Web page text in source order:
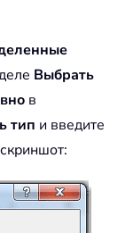
Выбрать
в
тип и введите